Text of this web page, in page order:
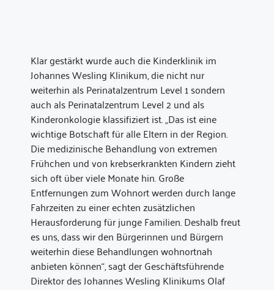
Klar gestärkt wurde auch die Kinderklinik im
Johannes Wesling Klinikum, die nicht nur
weiterhin als Perinatalzentrum Level 1 sondern
auch als Perinatalzentrum Level 2 und als
Kinderonkologie klassifiziert ist. „Das ist eine
wichtige Botschaft für alle Eltern in der Region.
Die medizinische Behandlung von extremen
Frühchen und von krebserkrankten Kindern zieht
sich oft über viele Monate hin. Große
Entfernungen zum Wohnort werden durch lange
Fahrzeiten zu einer echten zusätzlichen
Herausforderung für junge Familien. Deshalb freut
es uns, dass wir den Bürgerinnen und Bürgern
weiterhin diese Behandlungen wohnortnah
anbieten können“, sagt der Geschäftsführende
Direktor des Johannes Wesling Klinikums Olaf